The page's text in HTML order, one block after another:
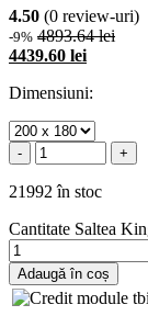
4.50 (0 review-uri)
-9% 4893.64 lei
4439.60 lei
Dimensiuni:
- +
21992 în stoc
Cantitate Saltea
Adaugă în coș